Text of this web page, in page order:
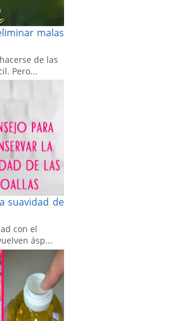
malas
de las
Pero...
suavidad de
con el
ásp...